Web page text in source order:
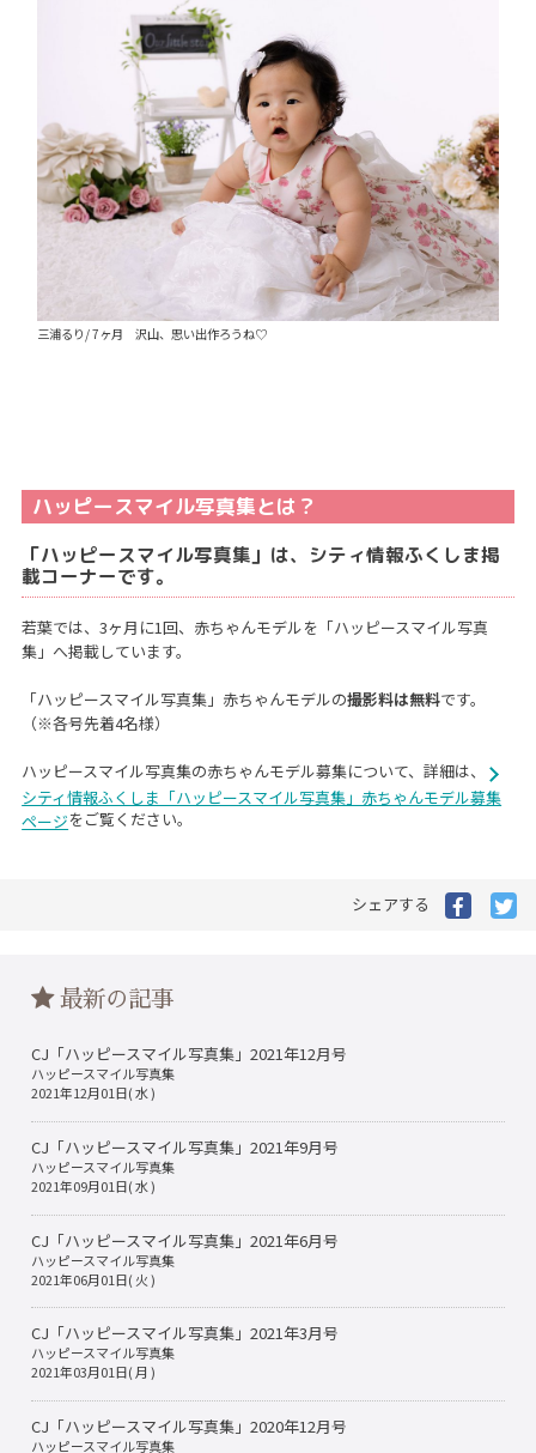
三浦るり/ 7ヶ月 沢山、思い出作ろうね♡
ハッピースマイル写真集とは？
「ハッピースマイル写真集」は、シティ情報ふくしま掲
載コーナーです。
若葉では、3ヶ月に1回、赤ちゃんモデルを「ハッピースマイル写真
集」へ掲載しています。
「ハッピースマイル写真集」赤ちゃんモデルの撮影料は無料です。
（※各号先着4名様）
ハッピースマイル写真集の赤ちゃんモデル募集について、詳細は、
シティ情報ふくしま「ハッピースマイル写真集」赤ちゃんモデル募集
ページをご覧ください。
シェアする
で で
最新の記事
CJ「ハッピースマイル写真集」2021年12月号
ハッピースマイル写真集
2021年12月01日( 水 )
CJ「ハッピースマイル写真集」2021年9月号
ハッピースマイル写真集
2021年09月01日( 水 )
CJ「ハッピースマイル写真集」2021年6月号
ハッピースマイル写真集
2021年06月01日( 火 )
CJ「ハッピースマイル写真集」2021年3月号
ハッピースマイル写真集
2021年03月01日( 月 )
CJ「ハッピースマイル写真集」2020年12月号
ハッピースマイル写真集